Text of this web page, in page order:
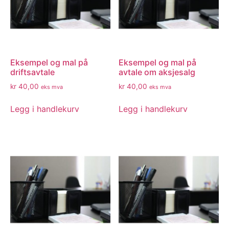
Eksempel og mal på
driftsavtale
kr 40,00 eks mva
Legg i handlekurv
Eksempel og mal på
avtale om aksjesalg
kr 40,00 eks mva
Legg i handlekurv